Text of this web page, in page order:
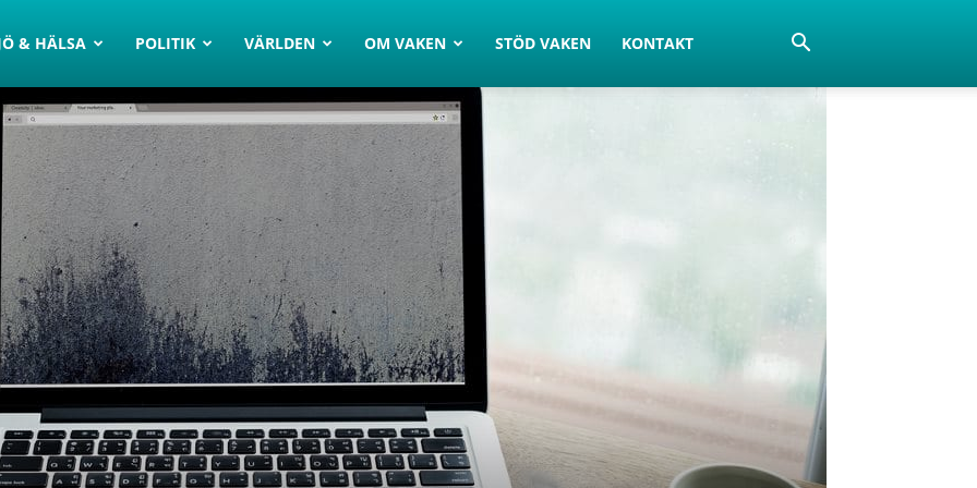
& HÄLSA POLITIK VÄRLDEN OM VAKEN STÖD VAKEN KONTAKT